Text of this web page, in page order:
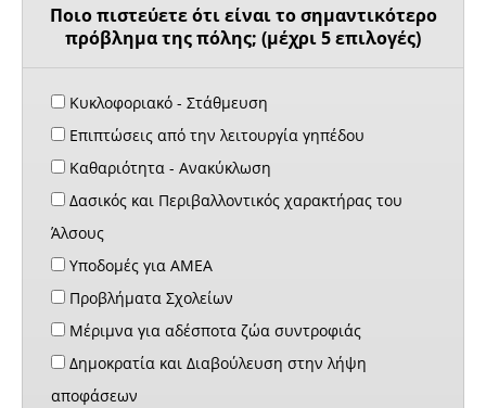
Ποιο πιστεύετε ότι είναι το σημαντικότερο
πρόβλημα της πόλης; (μέχρι 5 επιλογές)
Κυκλοφοριακό - Στάθμευση
Επιπτώσεις από την λειτουργία γηπέδου
Καθαριότητα - Ανακύκλωση
Δασικός και Περιβαλλοντικός χαρακτήρας του
Άλσους
Υποδομές για ΑΜΕΑ
Προβλήματα Σχολείων
Μέριμνα για αδέσποτα ζώα συντροφιάς
Δημοκρατία και Διαβούλευση στην λήψη
αποφάσεων